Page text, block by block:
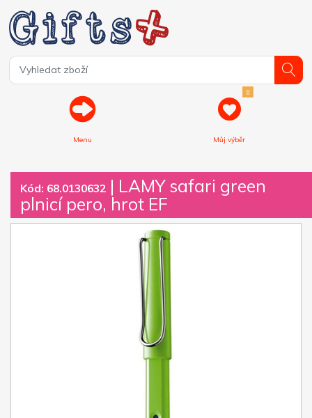
Menu
0
Můj výběr
Kód: 68.0130632 | LAMY safari green
plnicí pero, hrot EF